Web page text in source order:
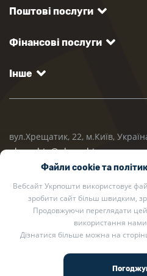
Поштові послуги
Фінансові послуги
Інше
вул.Хрещатик, 22, м.Київ,
ukrposhta@ukrposhta.ua
2002 — 2026 Укрпошта. Всі
Файли cookie та
Вебсайт Укрпошти використовує
зробити сайт більш швидким,
Продовжуючи переглядати
використання
Дізнатися більше можна на